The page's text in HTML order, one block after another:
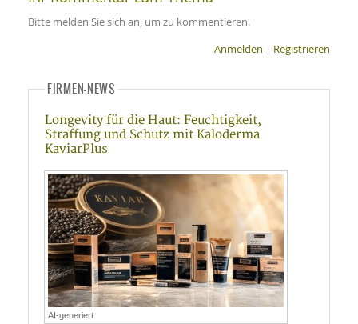
Bitte melden Sie sich an, um zu kommentieren.
Anmelden | Registrieren
FIRMEN-NEWS
Longevity für die Haut: Feuchtigkeit,
Straffung und Schutz mit Kaloderma
KaviarPlus
AI-generiert